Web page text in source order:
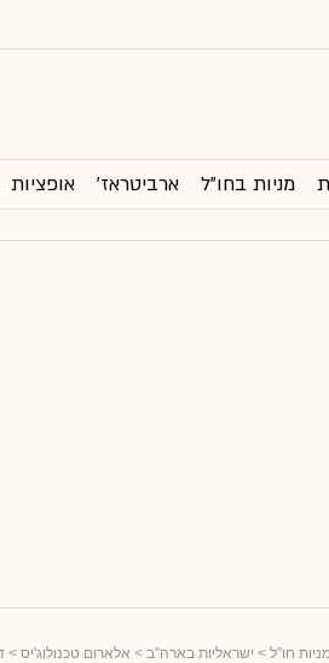
מניות בחו"ל ארביטראז' אופציות
חו"ל > ישראליות בארה"ב > אלארום טכנולוג'יס >